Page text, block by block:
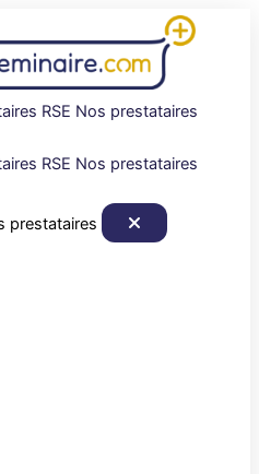
RSE Nos prestataires
RSE Nos prestataires
prestataires